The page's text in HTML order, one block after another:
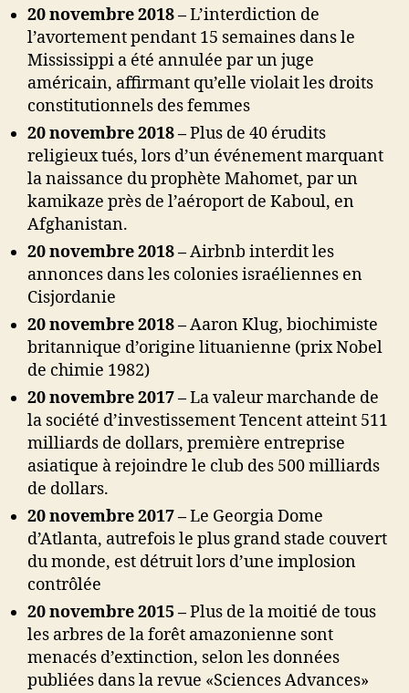
20 novembre 2018 –L’interdiction de
l’avortement pendant 15 semaines dans le
Mississippi a été annulée par un juge
américain, affirmant qu’elle violait les droits
constitutionnels des femmes
20 novembre 2018 –Plus de 40 érudits
religieux tués, lors d’un événement marquant
la naissance du prophète Mahomet, par un
kamikaze près de l’aéroport de Kaboul, en
Afghanistan.
20 novembre 2018 –Airbnb interdit les
annonces dans les colonies israéliennes en
Cisjordanie
20 novembre 2018 –Aaron Klug, biochimiste
britannique d’origine lituanienne (prix Nobel
de chimie 1982)
20 novembre 2017 –La valeur marchande de
la société d’investissement Tencent atteint 511
milliards de dollars, première entreprise
asiatique à rejoindre le club des 500 milliards
de dollars.
20 novembre 2017 –Le Georgia Dome
d’Atlanta, autrefois le plus grand stade couvert
du monde, est détruit lors d’une implosion
contrôlée
20 novembre 2015 –Plus de la moitié de tous
les arbres de la forêt amazonienne sont
menacés d’extinction, selon les données
publiées dans la revue «Sciences Advances»